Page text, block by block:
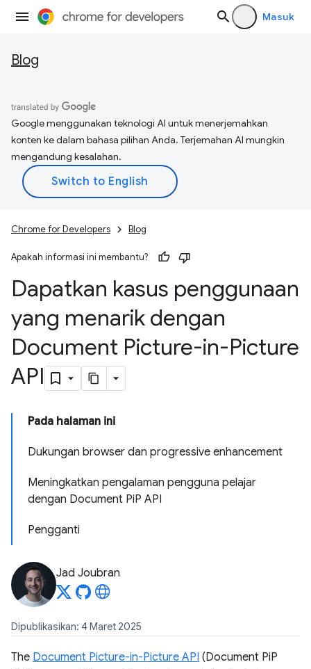
Masuk
Blog
Google menggunakan teknologi AI untuk menerjemahkan
konten ke dalam bahasa pilihan Anda. Terjemahan AI mungkin
mengandung kesalahan.
Chrome for Developers Blog
Apakah informasi ini membantu?
Dapatkan kasus penggunaan
yang menarik dengan
Document Picture-in-Picture
API
Pada halaman ini
Dukungan browser dan progressive enhancement
Meningkatkan pengalaman pengguna pelajar
dengan Document PiP API
Pengganti
Jad Joubran
Dipublikasikan: 4 Maret 2025
The Document Picture-in-Picture API (Document PiP